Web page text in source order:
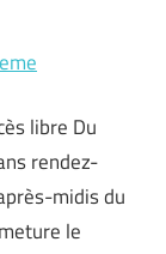
libre Du
rendez-
midis du
le